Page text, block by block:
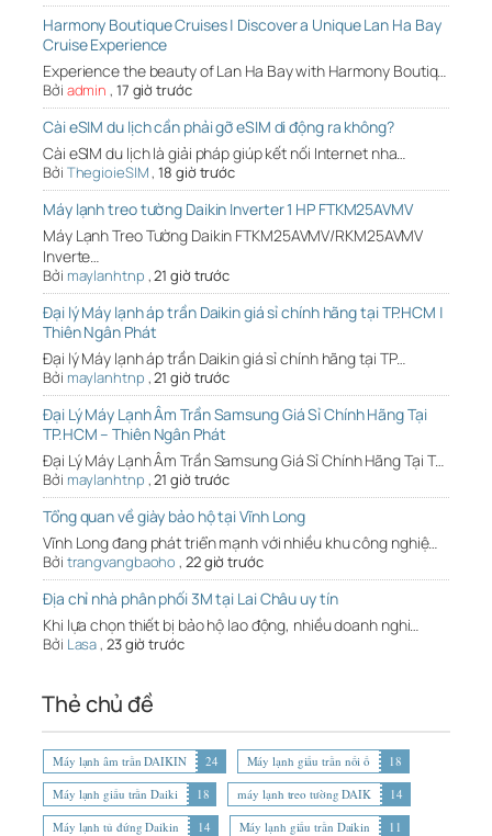
Harmony Boutique Cruises | Discover a Unique Lan Ha Bay
Cruise Experience
Experience the beauty of Lan Ha Bay with Harmony Boutiq…
Bởi admin , 17 giờ trước
Cài eSIM du lịch cần phải gỡ eSIM di động ra không?
Cài eSIM du lịch là giải pháp giúp kết nối Internet nha…
Bởi ThegioieSIM,18 giờ trước
Máy lạnh treo tường Daikin Inverter 1 HP FTKM25AVMV
Máy Lạnh Treo Tường Daikin FTKM25AVMV/RKM25AVMV
Inverte…
Bởi maylanhtnp ,21 giờ trước
Đại lý Máy lạnh áp trần Daikin giá sỉ chính hãng tại TP.HCM |
Thiên Ngân Phát
Đại lý Máy lạnh áp trần Daikin giá sỉ chính hãng tại TP…
Bởi maylanhtnp ,21 giờ trước
Đại Lý Máy Lạnh Âm Trần Samsung Giá Sỉ Chính Hãng Tại
TP.HCM – Thiên Ngân Phát
Đại Lý Máy Lạnh Âm Trần Samsung Giá Sỉ Chính Hãng Tại T…
Bởi maylanhtnp ,21 giờ trước
Tổng quan về giày bảo hộ tại Vĩnh Long
Vĩnh Long đang phát triển mạnh với nhiều khu công nghiệ…
Bởi trangvangbaoho , 22 giờ trước
Địa chỉ nhà phân phối 3M tại Lai Châu uy tín
Khi lựa chọn thiết bị bảo hộ lao động, nhiều doanh nghi…
Bởi Lasa, 23 giờ trước
Thẻ chủ đề
Máy lạnh âm trần DAIKIN 24 Máy lạnh giấu trần nối ố
18
Máy lạnh giấu trần Daiki
18 máy lạnh treo tường DAIK
14
Máy lạnh tủ đứng Daikin
14 Máy lạnh giấu trần Daikin 11